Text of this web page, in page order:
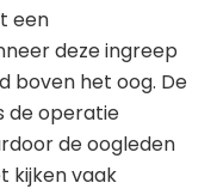
een
deze ingreep
boven het oog. De
de operatie
de oogleden
kijken vaak